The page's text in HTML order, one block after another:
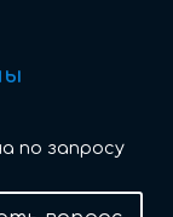
по запросу